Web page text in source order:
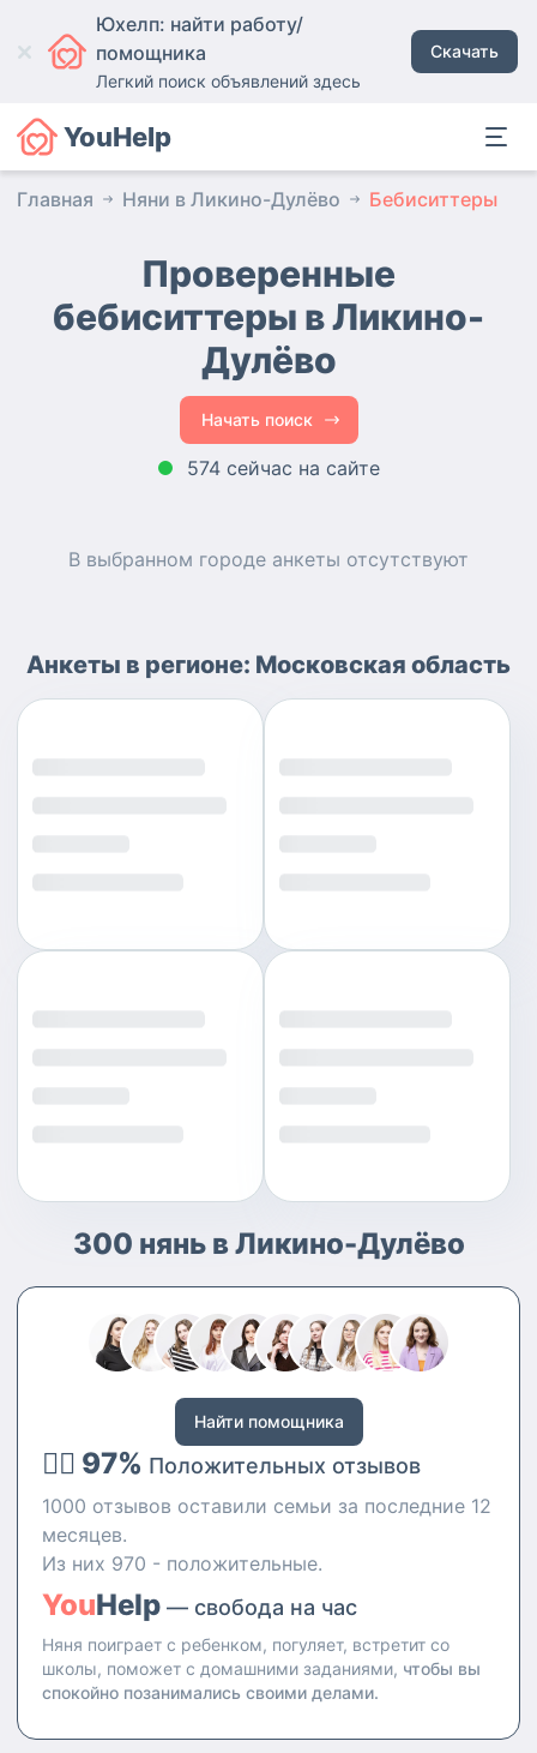
Юхелп: найти работу/
помощника
Легкий поиск объявлений здесь
Скачать
YouHelp
Главная Няни в Ликино-Дулёво Бебиситтеры
Проверенные
бебиситтеры в Ликино-
Дулёво
Начать поиск
574 сейчас на сайте
В выбранном городе анкеты отсутствуют
Анкеты в регионе: Московская область
300 нянь в Ликино-Дулёво
Найти помощника
👍🏻 97% Положительных отзывов
1000 отзывов оставили семьи за последние 12
месяцев.
Из них 970 - положительные.
YouHelp — свобода на час
Няня поиграет с ребенком, погуляет, встретит со
школы, поможет с домашними заданиями, чтобы вы
спокойно позанимались своими делами.